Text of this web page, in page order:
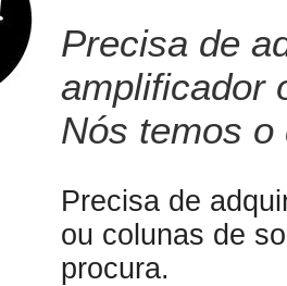
Precisa de
amplificador
Nós temos o
Precisa de
ou colunas de
procura.